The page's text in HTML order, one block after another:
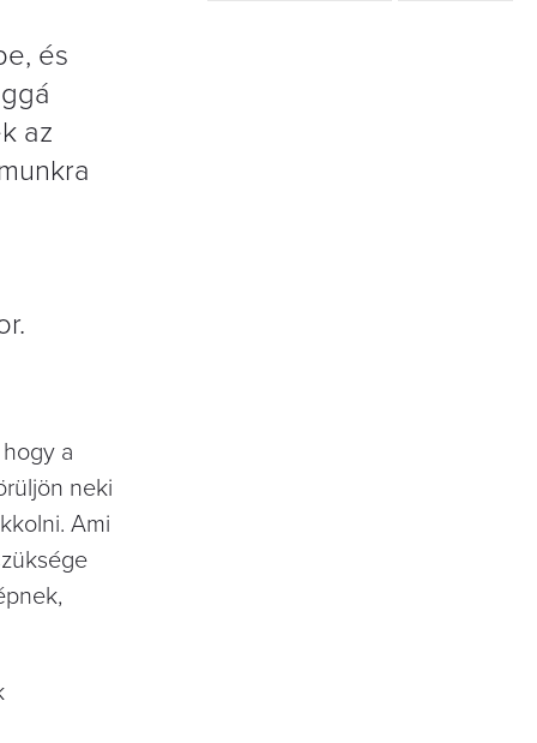
és
az
a
neki
Ami